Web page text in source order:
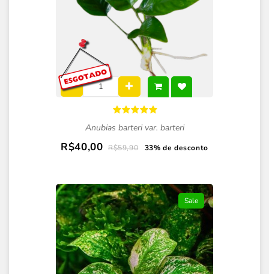
Anubias barteri var. barteri
R$40,00 R$59,90 33% de desconto
Sale